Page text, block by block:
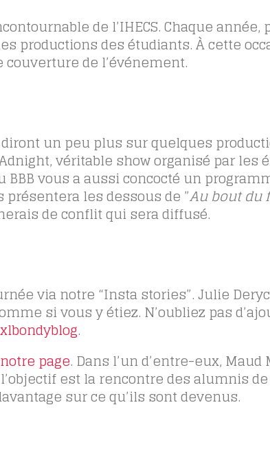
de l’IHECS. Chaque année,
productions des étudiants. À cette
de l’événement.
un peu plus sur quelques
véritable show organisé par les
BBB vous aaussiconcocté un
les dessous de ”Au bout du
de conflit qui sera diffusé.
via notre “Insta stories”. Julie
si vous y étiez. N’oubliez pas
.
page. Dans l’un d’entre-eux,
est la rencontre des alumnis de
sur ce qu’ils sont devenus.